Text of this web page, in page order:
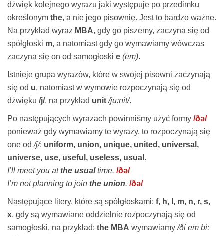
dźwięk kolejnego wyrazu jaki występuje po przedimku
określonym the, a nie jego pisownię. Jest to bardzo ważne.
Na przykład wyraz MBA, gdy go piszemy, zaczyna się od
spółgłoski m, a natomiast gdy go wymawiamy wówczas
zaczyna się on od samogłoski e (em).
Istnieje grupa wyrazów, które w swojej pisowni zaczynają
się od u, natomiast w wymowie rozpoczynają się od
dźwięku /j/, na przykład unit /ju:nit/.
Po następujących wyrazach powinniśmy użyć formy /ðə/
ponieważ gdy wymawiamy te wyrazy, to rozpoczynają się
one od/j/: uniform, union, unique, united, universal,
universe, use, useful, useless, usual .
I’ll meet you atthe usualtime. /ðə/
I’m not planning to join the union. /ðə/
Następujące litery, które są spółgłoskami: f, h, l, m, n, r, s,
x, gdy są wymawiane oddzielnie rozpoczynają się od
samogłoski, na przykład: the MBA wymawiamy/ði em bi: